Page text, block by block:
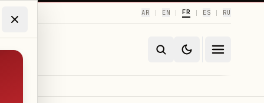
AR | EN | FR | ES | RU